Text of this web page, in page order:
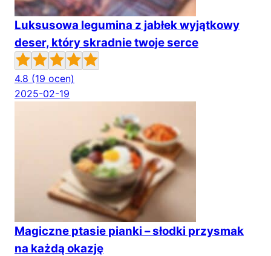
Luksusowa legumina z jabłek wyjątkowy
deser, który skradnie twoje serce
4.8 (19 ocen)
2025-02-19
Magiczne ptasie pianki – słodki przysmak
na każdą okazję